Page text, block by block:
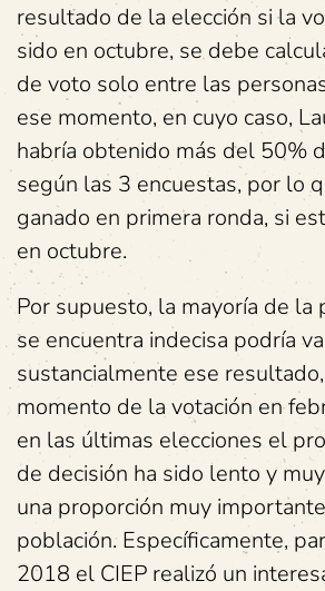
resultado de la elección si la
sido en octubre, se debe
de voto solo entre las
ese momento, en cuyo caso,
habría obtenido más del 50%
según las 3 encuestas, por lo
ganado en primera ronda, si
en octubre.
Por supuesto, la mayoría de la
se encuentra indecisa podría
sustancialmente ese
momento de la votación en
en las últimas elecciones el
de decisión ha sido lento y
una proporción muy
población. Específicamente,
2018 el CIEP realizó un